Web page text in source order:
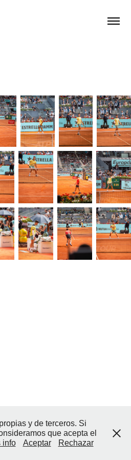
y de terceros. Si
que acepta el
info Aceptar Rechazar